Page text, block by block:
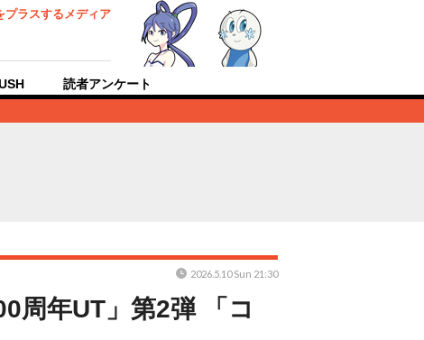
プラスするメディア
読者アンケート
周年UT」第2弾 「コ
2026.5.10 Sun 21:30